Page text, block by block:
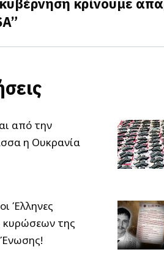
από την
η Ουκρανία
Έλληνες
κυρώσεων της